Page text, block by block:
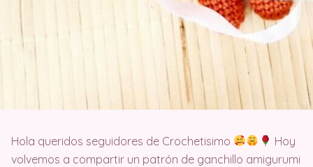
Hola queridos seguidores de Crochetisimo
Hoy
volvemos a compartir un patrón de ganchillo amigurumi